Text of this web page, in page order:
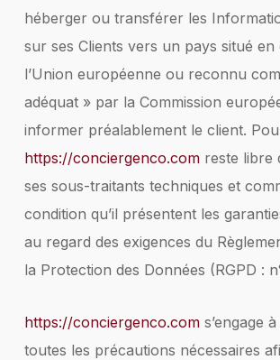
héberger ou transférer les
sur ses Clients vers un pays situé en
l’Union européenne ou reconnu
adéquat » par la Commission
informer préalablement le client.
https://conciergenco.comreste libre
ses sous-traitants techniques et
condition qu’il présentent les
au regard des exigences du
la Protection des Données (RGPD :
https://conciergenco.coms’engage
toutes les précautions nécessaires